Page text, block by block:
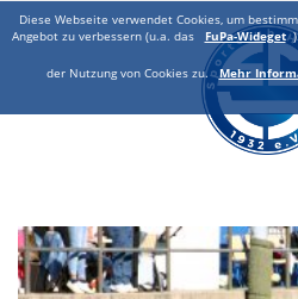
Diese Webseite verwendet Cookies, um
Angebot zu verbessern (u.a. das
FuPa-Wideget
der Nutzung von Cookies zu. Mehr